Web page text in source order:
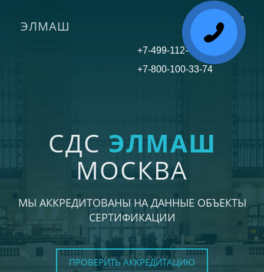
Toggle
ЭЛМАШ
СДС ЭЛМАШ
МОСКВА
МЫ АККРЕДИТОВАНЫ НА ДАННЫЕ ОБЪЕКТЫ
СЕРТИФИКАЦИИ
ПРОВЕРИТЬ АККРЕДИТАЦИЮ
+7-499-112-45-81
+7-800-100-33-74